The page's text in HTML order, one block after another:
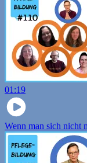
01:19
Wenn man sich nicht